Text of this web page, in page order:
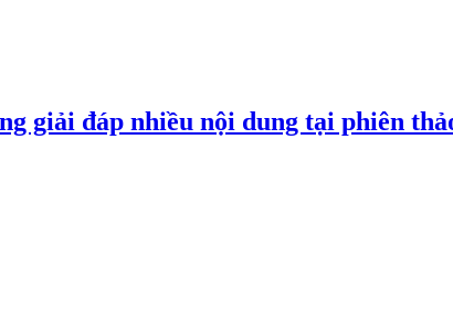
giải đáp nhiều nội dung tại phiên